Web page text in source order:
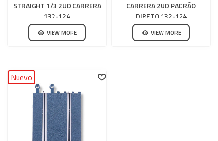
STRAIGHT 1/3 2UD CARRERA
132-124
VIEW MORE
CARRERA 2UD PADRÃO
DIRETO 132-124
VIEW MORE
Nuevo